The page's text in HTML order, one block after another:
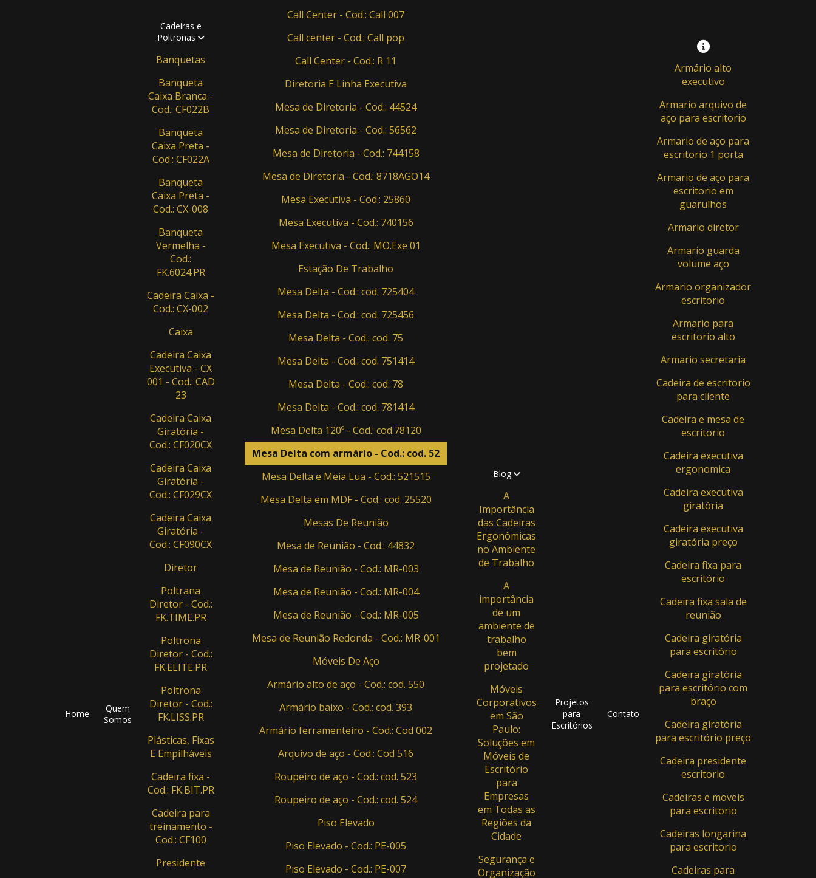
Home
Quem
Somos
Cadeiras e
Poltronas
Banquetas
Banqueta
Caixa Branca -
Cod.: CF022B
Banqueta
Caixa Preta -
Cod.: CF022A
Banqueta
Caixa Preta -
Cod.: CX-008
Banqueta
Vermelha -
Cod.:
FK.6024.PR
Cadeira Caixa -
Cod.: CX-002
Caixa
Cadeira Caixa
Executiva - CX
001 - Cod.: CAD
23
Cadeira Caixa
Giratória -
Cod.: CF020CX
Cadeira Caixa
Giratória -
Cod.: CF029CX
Cadeira Caixa
Giratória -
Cod.: CF090CX
Diretor
Poltrana
Diretor - Cod.:
FK.TIME.PR
Poltrona
Diretor - Cod.:
FK.ELITE.PR
Poltrona
Diretor - Cod.:
FK.LISS.PR
Plásticas, Fixas
E Empilháveis
Cadeira fixa -
Cod.: FK.BIT.PR
Cadeira para
treinamento -
Cod.: CF100
Presidente
Call Center - Cod.: Call 007
Call center - Cod.: Call pop
Call Center - Cod.: R 11
Diretoria E Linha Executiva
Mesa de Diretoria - Cod.: 44524
Mesa de Diretoria - Cod.: 56562
Mesa de Diretoria - Cod.: 744158
Mesa de Diretoria - Cod.: 8718AGO14
Mesa Executiva - Cod.: 25860
Mesa Executiva - Cod.: 740156
Mesa Executiva - Cod.: MO.Exe 01
Estação De Trabalho
Mesa Delta - Cod.: cod. 725404
Mesa Delta - Cod.: cod. 725456
Mesa Delta - Cod.: cod. 75
Mesa Delta - Cod.: cod. 751414
Mesa Delta - Cod.: cod. 78
Mesa Delta - Cod.: cod. 781414
Mesa Delta 120º - Cod.: cod.78120
Mesa Delta com armário - Cod.: cod. 52
Mesa Delta e Meia Lua - Cod.: 521515
Mesa Delta em MDF - Cod.: cod. 25520
Mesas De Reunião
Mesa de Reunião - Cod.: 44832
Mesa de Reunião - Cod.: MR-003
Mesa de Reunião - Cod.: MR-004
Mesa de Reunião - Cod.: MR-005
Mesa de Reunião Redonda - Cod.: MR-001
Móveis De Aço
Armário alto de aço - Cod.: cod. 550
Armário baixo - Cod.: cod. 393
Armário ferramenteiro - Cod.: Cod 002
Arquivo de aço - Cod.: Cod 516
Roupeiro de aço - Cod.: cod. 523
Roupeiro de aço - Cod.: cod. 524
Piso Elevado
Piso Elevado - Cod.: PE-005
Piso Elevado - Cod.: PE-007
Blog
A
Importância
das Cadeiras
Ergonômicas
no Ambiente
de Trabalho
A
importância
de um
ambiente de
trabalho
bem
projetado
Móveis
Corporativos
em São
Paulo:
Soluções em
Móveis de
Escritório
para
Empresas
em Todas as
Regiões da
Cidade
Segurança e
Organização
Projetos
para
Escritórios
Contato
Armário alto
executivo
Armario arquivo de
aço para escritorio
Armario de aço para
escritorio 1 porta
Armario de aço para
escritorio em
guarulhos
Armario diretor
Armario guarda
volume aço
Armario organizador
escritorio
Armario para
escritorio alto
Armario secretaria
Cadeira de escritorio
para cliente
Cadeira e mesa de
escritorio
Cadeira executiva
ergonomica
Cadeira executiva
giratória
Cadeira executiva
giratória preço
Cadeira fixa para
escritório
Cadeira fixa sala de
reunião
Cadeira giratória
para escritório
Cadeira giratória
para escritório com
braço
Cadeira giratória
para escritório preço
Cadeira presidente
escritorio
Cadeiras e moveis
para escritorio
Cadeiras longarina
para escritorio
Cadeiras para